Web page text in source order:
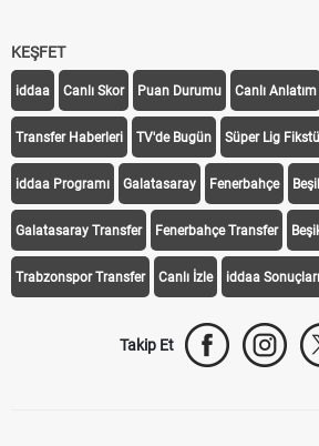
KEŞFET
iddaa Canlı Skor Puan Durumu Canlı Anlatım
Transfer Haberleri TV'de Bugün Süper Lig
iddaa Programı Galatasaray Fenerbahçe
Galatasaray Transfer Fenerbahçe Transfer
Trabzonspor Transfer Canlı İzle iddaa Sonuçları
Takip Et